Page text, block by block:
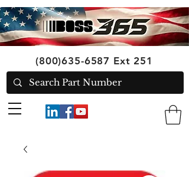
(800)635-6587 Ext 251